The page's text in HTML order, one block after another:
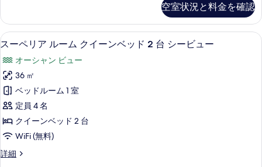
ー
の
す
べ
て
の
写
真
を
表
ビ
ュ
ー
の
詳
グ
ベ
ッ
ド
1
台
シ
ー
ビ
ュ
ア
ル
ー
キ
ン
グ
ベ
ッ
ド
台
ー
空室状況と料金を確認
ス
ペ
リ
ア
ル
ー
ム
ク
スーペリア ルーム クイーンベッド 2
8
スーペリア ルーム クイーンベッド 2 台 シービュー
オーシャン ビュー
36 ㎡
ベッドルーム 1 室
定員 4 名
クイーンベッド 2 台
WiFi (無料)
詳細
ス